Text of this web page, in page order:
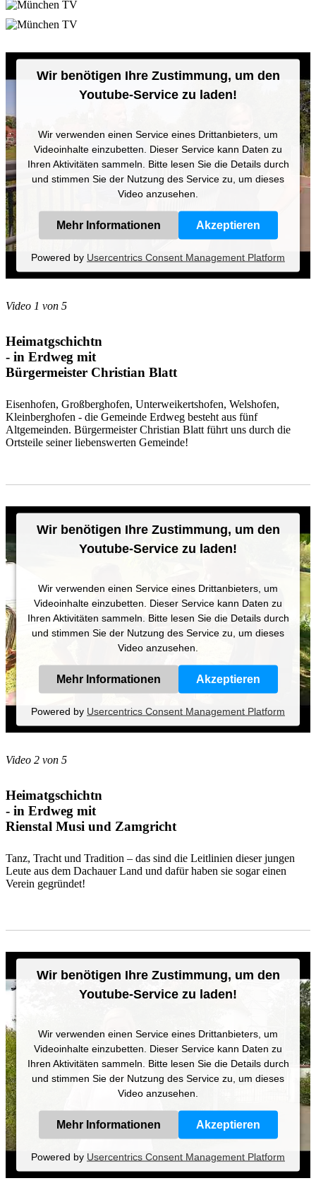
Wir benötigen Ihre Zustimmung, um den
Youtube-Service zu laden!
Wir verwenden einen Service eines Drittanbieters, um
Videoinhalte einzubetten. Dieser Service kann Daten zu
Ihren Aktivitäten sammeln. Bitte lesen Sie die Details durch
und stimmen Sie der Nutzung des Service zu, um dieses
Video anzusehen.
Mehr Informationen Akzeptieren
Powered by Usercentrics Consent Management Platform
Video 1 von 5
Heimatgschichtn
- in Erdweg mit
Bürgermeister Christian Blatt
Eisenhofen, Großberghofen, Unterweikertshofen, Welshofen,
Kleinberghofen - die Gemeinde Erdweg besteht aus fünf
Altgemeinden. Bürgermeister Christian Blatt führt uns durch die
Ortsteile seiner liebenswerten Gemeinde!
Wir benötigen Ihre Zustimmung, um den
Youtube-Service zu laden!
Wir verwenden einen Service eines Drittanbieters, um
Videoinhalte einzubetten. Dieser Service kann Daten zu
Ihren Aktivitäten sammeln. Bitte lesen Sie die Details durch
und stimmen Sie der Nutzung des Service zu, um dieses
Video anzusehen.
Mehr Informationen Akzeptieren
Powered by Usercentrics Consent Management Platform
Video 2 von 5
Heimatgschichtn
- in Erdweg mit
Rienstal Musi und Zamgricht
Tanz, Tracht und Tradition – das sind die Leitlinien dieser jungen
Leute aus dem Dachauer Land und dafür haben sie sogar einen
Verein gegründet!
Wir benötigen Ihre Zustimmung, um den
Youtube-Service zu laden!
Wir verwenden einen Service eines Drittanbieters, um
Videoinhalte einzubetten. Dieser Service kann Daten zu
Ihren Aktivitäten sammeln. Bitte lesen Sie die Details durch
und stimmen Sie der Nutzung des Service zu, um dieses
Video anzusehen.
Mehr Informationen Akzeptieren
Powered by Usercentrics Consent Management Platform